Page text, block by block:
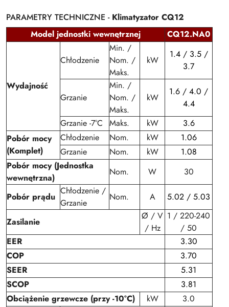
PARAMETRY TECHNICZNE - Klimatyzator CQ12
Model jednostki wewnętrznej
CQ12.NA0
Wydajność
Chłodzenie
Min. /
Nom. /
Maks.
kW
1.4 / 3.5 /
3.7
Grzanie
Min. /
Nom. /
Maks.
kW
1.6 / 4.0 /
4.4
Grzanie -7°C
Maks. kW
3.6
Pobór mocy
(Komplet)
Chłodzenie Nom. kW
1.06
Grzanie
Nom. kW
1.08
Pobór mocy (Jednostka
wewnętrzna)
Nom. W 30
Pobór prądu
Chłodzenie /
Grzanie
Nom. A 5.02 / 5.03
Zasilanie
Ø / V
/ Hz
1 / 220-240
/ 50
EER
3.30
COP
3.70
SEER
5.31
SCOP
3.81
Obciążenie grzewcze (przy -10°C)
kW
3.0